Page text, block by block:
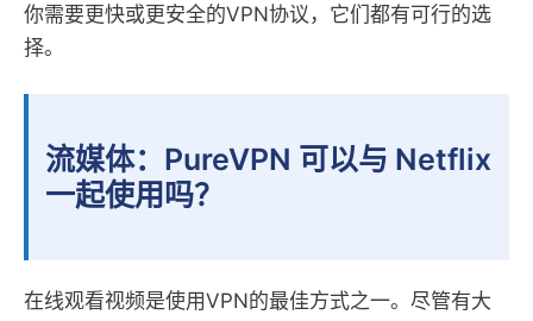
你需要更快或更安全的VPN协议，它们都有可行的选
择。
流媒体：PureVPN 可以与 Netflix
一起使用吗？
在线观看视频是使用VPN的最佳方式之一。尽管有大